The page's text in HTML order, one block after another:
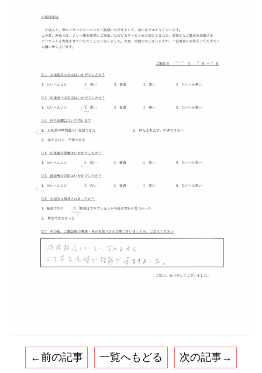
←前の記事 一覧へもどる 次の記事→